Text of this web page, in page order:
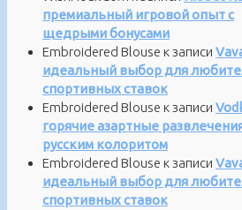
премиальный игровой опыт с
щедрыми бонусами
Embroidered Blouse к записи
идеальный выбор для
спортивных ставок
Embroidered Blouse к записи
горячие азартные
русским колоритом
Embroidered Blouse к записи
идеальный выбор для
спортивных ставок